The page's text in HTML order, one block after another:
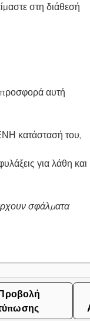
στη διάθεσή
αυτή
κατάστασή του,
για λάθη και
σφάλματα